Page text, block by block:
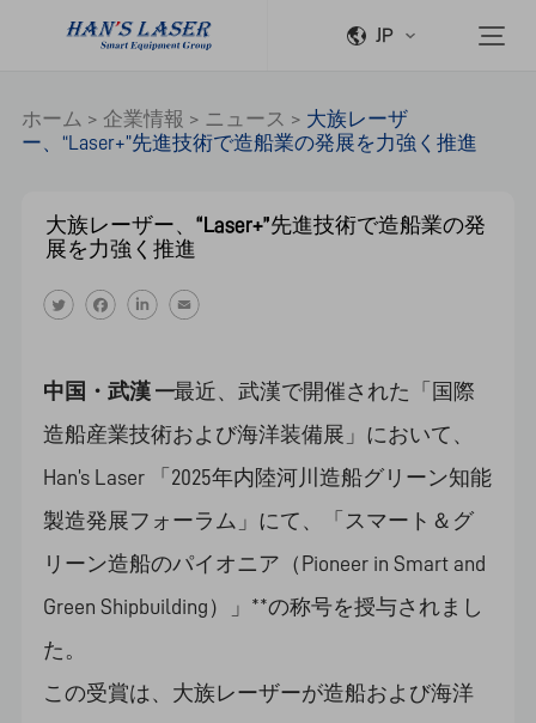
JP
ホーム > 企業情報 > ニュース > 大族レーザ
ー、“Laser+”先進技術で造船業の発展を力強く推進
大族レーザー、“Laser+”先進技術で造船業の発
展を力強く推進
中国・武漢 —最近、武漢で開催された「国際
造船産業技術および海洋装備展」において、
Han’s Laser 「2025年内陸河川造船グリーン知能
製造発展フォーラム」にて、「スマート＆グ
リーン造船のパイオニア（Pioneer in Smart and
Green Shipbuilding）」**の称号を授与されまし
た。
この受賞は、大族レーザーが造船および海洋